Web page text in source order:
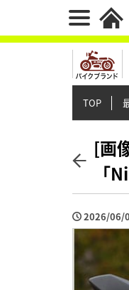
TOP
[画
「
2026/06/